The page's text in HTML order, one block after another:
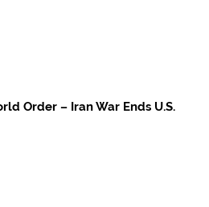
Order – Iran War Ends U.S.